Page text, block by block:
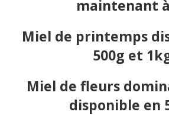
maintenant
Miel de printemps
500g et
Miel de fleurs
disponible en